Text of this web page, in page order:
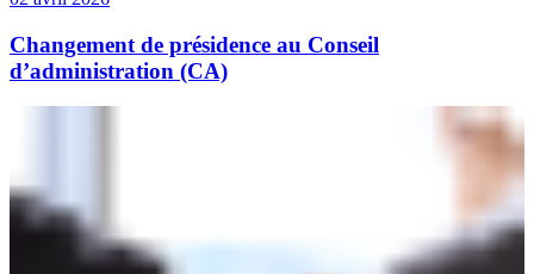
Changement de présidence au Conseil
d’administration (CA)